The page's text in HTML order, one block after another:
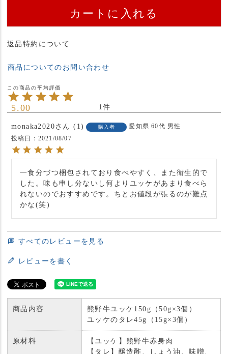
カートに入れる
返品特約について
商品についてのお問い合わせ
5.00 1
monaka2020 1 購入者 愛知県 60代 男性
投稿日
2021/08/07
一食分づつ梱包されており食べやすく、また衛生的で
した。味も申し分ないし何よりユッケがあまり食べら
れないのでおすすめです。ちとお値段が張るのが難点
かな(笑)
すべてのレビューを見る
レビューを書く
商品内容
熊野牛ユッケ150g（50g×3個）
ユッケのタレ45g（15g×3個）
原材料
【ユッケ】熊野牛赤身肉
【タレ】醸造酢、しょう油、味噌、